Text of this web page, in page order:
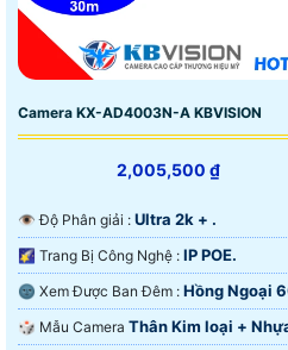
Camera KX-AD4003N-A KBVISION
2,005,500 ₫
👁 Độ Phân giải : Ultra 2k + .
🌠 Trang Bị Công Nghệ : IP POE.
🌚 Xem Được Ban Đêm : Hồng Ngoại
🎲 Mẫu Camera Thân Kim loại +